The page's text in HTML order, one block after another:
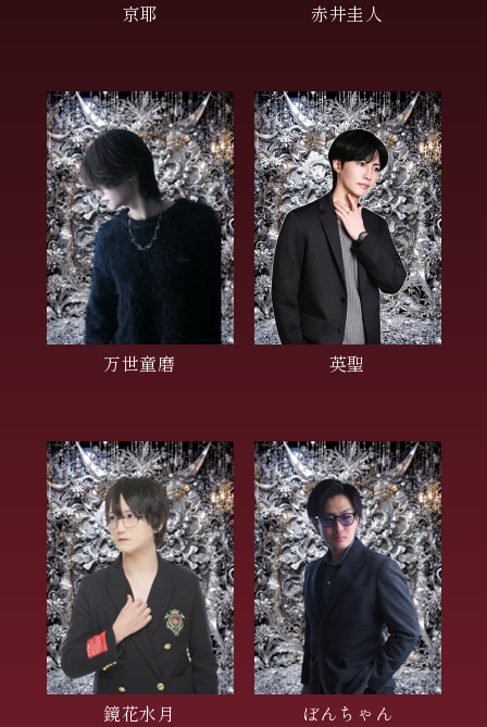
京耶 赤井圭人
万世童磨 英聖
鏡花水月 ぼんちゃん